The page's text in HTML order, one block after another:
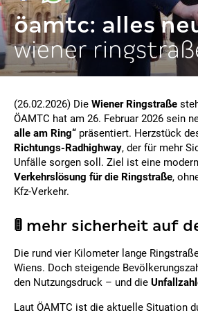
öamtc: alles
wiener
(26.02.2026) Die Wiener Ringstraße
ÖAMTC hat am 26. Februar 2026 sein
alle am Ring“ präsentiert. Herzstück
Richtungs-Radhighway, der für mehr
Unfälle sorgen soll. Ziel ist eine
Verkehrslösung für die Ringstraße,
Kfz-Verkehr.
🚦 mehr sicherheit auf
Die rund vier Kilometer lange
Wiens. Doch steigende
den Nutzungsdruck – und die
Laut ÖAMTC ist die aktuelle Situation